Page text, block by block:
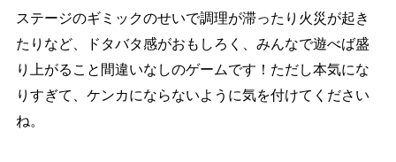
ステージのギミックのせいで調理が滞ったり火災が起き
たりなど、ドタバタ感がおもしろく、みんなで遊べば盛
り上がること間違いなしのゲームです！ただし本気にな
りすぎて、ケンカにならないように気を付けてください
ね。